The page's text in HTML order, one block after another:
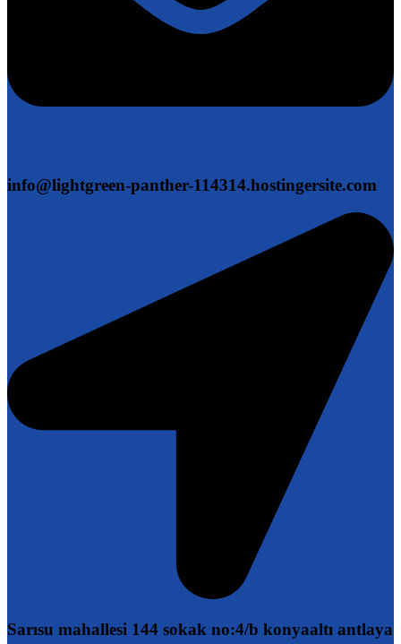
info@lightgreen-panther-114314.hostingersite.com
Sarısu mahallesi 144 sokak no:4/b konyaaltı antlaya